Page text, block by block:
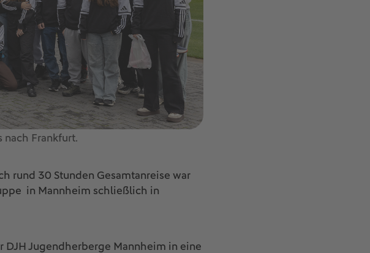
nach Frankfurt.
rund 30 Stunden Gesamtanreise war
in Mannheim schließlich in
Jugendherberge Mannheim in eine